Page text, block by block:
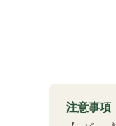
注意事項